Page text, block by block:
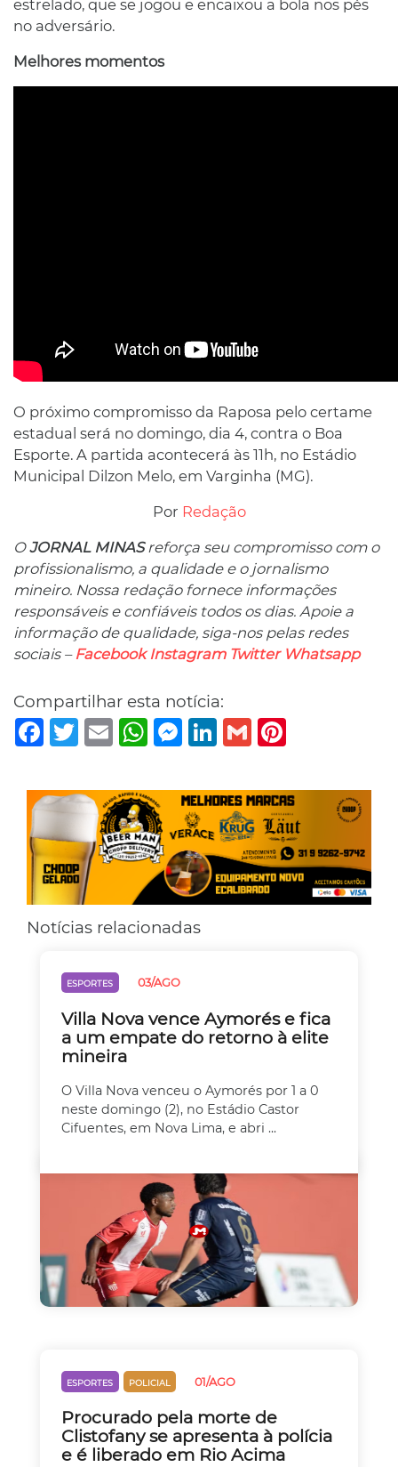
estrelado, que se jogou e encaixou a bola nos pés
no adversário.
Melhores momentos
O próximo compromisso da Raposa pelo certame
estadual será no domingo, dia 4, contra o Boa
Esporte. A partida acontecerá às 11h, no Estádio
Municipal Dilzon Melo, em Varginha (MG).
Por Redação
OJORNAL MINASreforça seu compromisso com o
profissionalismo, a qualidade e o jornalismo
mineiro. Nossa redação fornece informações
responsáveis ​​e confiáveis ​​todos os dias. Apoie a
informação de qualidade, siga-nos pelas redes
sociais – Facebook Instagram Twitter Whatsapp
Compartilhar esta notícia:
Facebook
TwitterEmail WhatsAppMessenger
LinkedIn
Gmail
Notícias relacionadas
ESPORTES 03/AGO
Villa Nova vence Aymorés e fica
a um empate do retorno à elite
mineira
O Villa Nova venceu o Aymorés por 1 a 0
neste domingo (2), no Estádio Castor
Cifuentes, em Nova Lima, e abri ...
ESPORTES POLICIAL 01/AGO
Procurado pela morte de
Clistofany se apresenta à polícia
e é liberado em Rio Acima